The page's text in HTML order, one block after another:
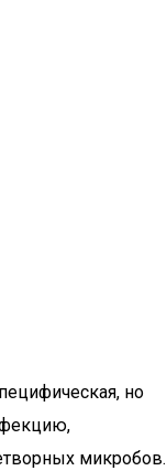
но
микробов.